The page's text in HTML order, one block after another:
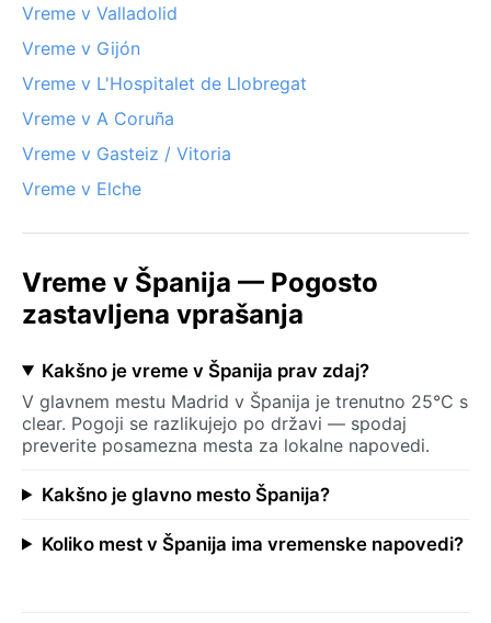
Vreme v Valladolid
Vreme v Gijón
Vreme v L'Hospitalet de Llobregat
Vreme v A Coruña
Vreme v Gasteiz / Vitoria
Vreme v Elche
Vreme v Španija — Pogosto
zastavljena vprašanja
Kakšno je vreme v Španija prav zdaj?
V glavnem mestu Madrid v Španija je trenutno 25°C s
clear. Pogoji se razlikujejo po državi — spodaj
preverite posamezna mesta za lokalne napovedi.
Kakšno je glavno mesto Španija?
Koliko mest v Španija ima vremenske napovedi?